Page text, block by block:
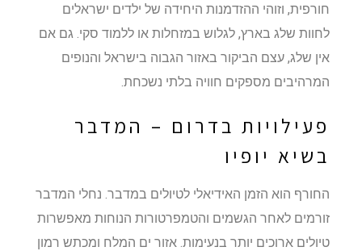
חורפית, וזוהי ההזדמנות היחידה של ילדים ישראלים
לחוות שלג בארץ, לגלוש במזחלות או ללמוד סקי. גם אם
אין שלג, עצם הביקור באזור הגבוה בישראל והנופים
המרהיבים מספקים חוויה בלתי נשכחת.
פעילויות בדרום – המדבר
בשיא יופיו
החורף הוא הזמן האידיאלי לטיולים במדבר. נחלי המדבר
זורמים לאחר הגשמים והטמפרטורות הנוחות מאפשרות
טיולים ארוכים יותר בנעימות. אזור ים המלח ומכתש רמון